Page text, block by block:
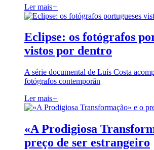
Ler mais+
Eclipse: os fotógrafos
vistos por dentro
A série documental de Luís Costa
fotógrafos contemporân
Ler mais+
«A Prodigiosa
preço de ser estrangeiro